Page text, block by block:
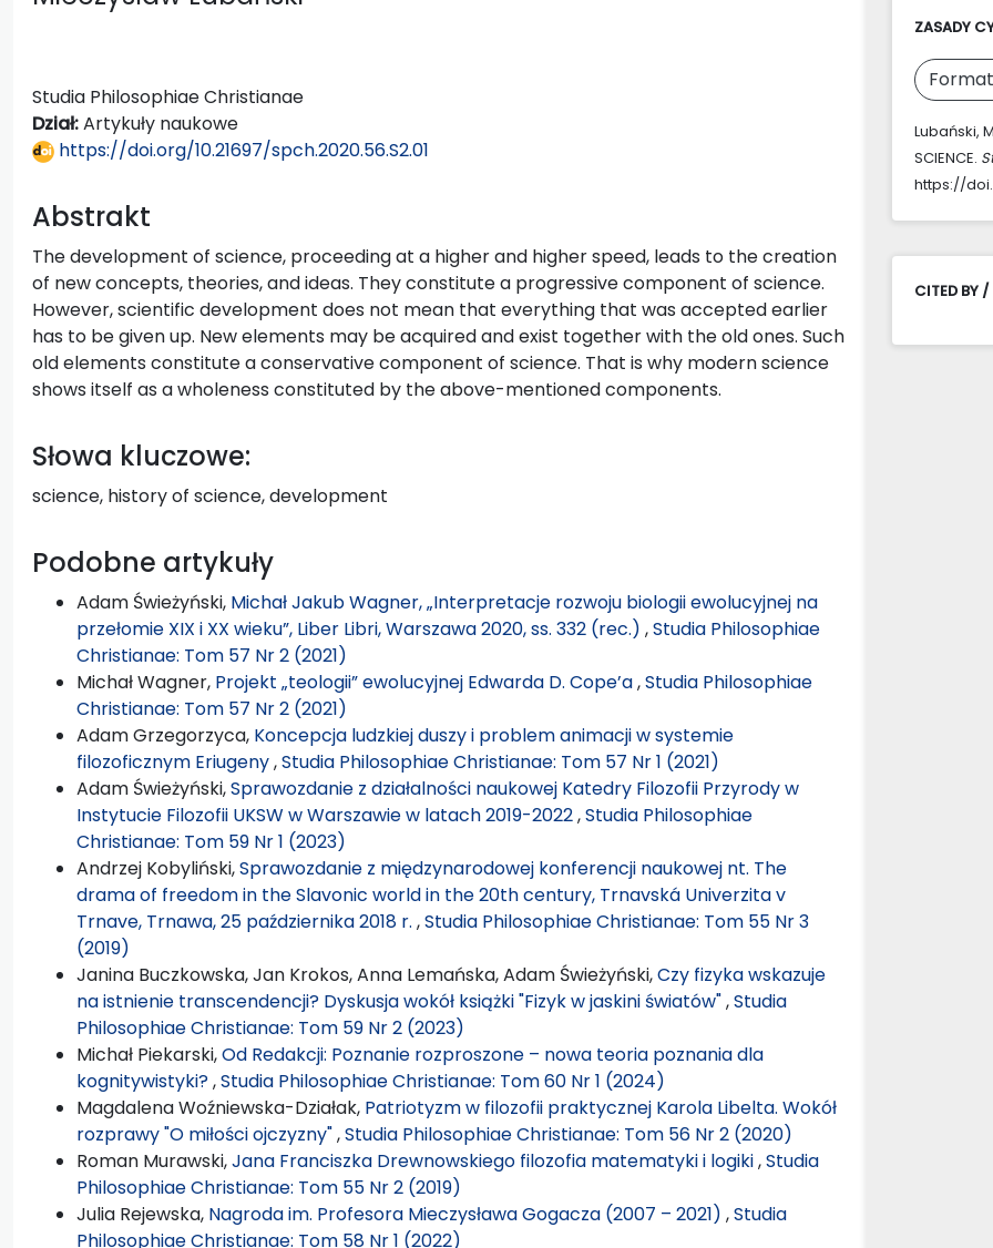
Studia Philosophiae Christianae
Dział:Artykuły naukowe
https://doi.org/10.21697/spch.2020.56.S2.01
Abstrakt
The development of science, proceeding at a higher and higher speed, leads to the creation
of new concepts, theories, and ideas. They constitute a progressive component of science.
However, scientific development does not mean that everything that was accepted earlier
has to be given up. New elements may be acquired and exist together with the old ones. Such
old elements constitute a conservative component of science. That is why modern science
shows itself as a wholeness constituted by the above-mentioned components.
Słowa kluczowe:
science, history of science, development
Podobne artykuły
Adam Świeżyński, Michał Jakub Wagner, „Interpretacje rozwoju biologii ewolucyjnej na
przełomie XIX i XX wieku”, Liber Libri, Warszawa 2020, ss. 332 (rec.) ,Studia Philosophiae
Christianae: Tom 57 Nr 2 (2021)
Michał Wagner, Projekt „teologii” ewolucyjnej Edwarda D. Cope’a,Studia Philosophiae
Christianae: Tom 57 Nr 2 (2021)
Adam Grzegorzyca, Koncepcja ludzkiej duszy i problem animacji w systemie
filozoficznym Eriugeny,Studia Philosophiae Christianae: Tom 57 Nr 1 (2021)
Adam Świeżyński,Sprawozdanie z działalności naukowej Katedry Filozofii Przyrody w
Instytucie Filozofii UKSW w Warszawie w latach 2019-2022,Studia Philosophiae
Christianae: Tom 59 Nr 1 (2023)
Andrzej Kobyliński,Sprawozdanie z międzynarodowej konferencji naukowej nt. The
drama of freedom in the Slavonic world in the 20th century, Trnavská Univerzita v
Trnave, Trnawa, 25 października 2018 r. ,Studia Philosophiae Christianae: Tom 55 Nr 3
(2019)
Janina Buczkowska, Jan Krokos, Anna Lemańska, Adam Świeżyński,Czy fizyka wskazuje
na istnienie transcendencji? Dyskusja wokół książki "Fizyk w jaskini światów",Studia
Philosophiae Christianae: Tom 59 Nr 2 (2023)
Michał Piekarski,Od Redakcji: Poznanie rozproszone – nowa teoria poznania dla
kognitywistyki?,Studia Philosophiae Christianae: Tom 60 Nr 1 (2024)
Magdalena Woźniewska-Działak, Patriotyzm w filozofii praktycznej Karola Libelta. Wokół
rozprawy "O miłości ojczyzny",Studia Philosophiae Christianae: Tom 56 Nr 2 (2020)
Roman Murawski,Jana Franciszka Drewnowskiego filozofia matematyki i logiki,Studia
Philosophiae Christianae: Tom 55 Nr 2 (2019)
Julia Rejewska, Nagroda im. Profesora Mieczysława Gogacza (2007 – 2021) ,Studia
Philosophiae Christianae: Tom 58 Nr 1 (2022)
ZASADY
Lubański,
SCIENCE.
https://
CITED BY /